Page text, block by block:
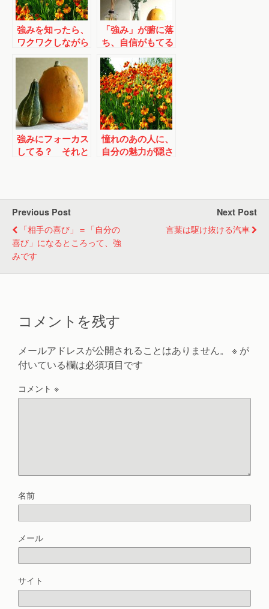
強みを知ったら、
ワクワクしながら
使ってみよう♪
「強み」が腑に落
ち、自信がもてる
まで時間がかかる
ことも
強みにフォーカス
してる？ それと
憧れのあの人に、
自分の魅力が隠さ
Previous Post
「相手の喜び」＝「自分の
喜び」になるところって、強
みです
Next Post
言葉は駆け抜ける汽車
コメントを残す
メールアドレスが公開されることはありません。 ※ が
付いている欄は必須項目です
コメント ※
名前
メール
サイト